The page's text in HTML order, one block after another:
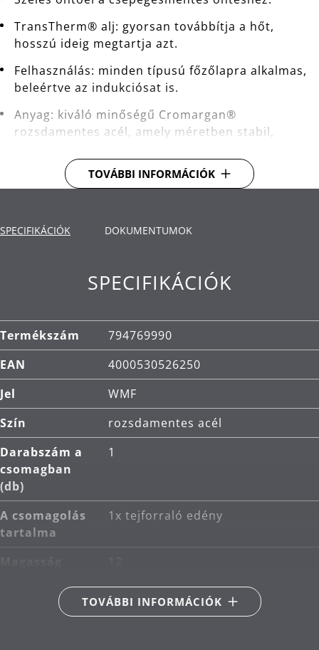
TransTherm® alj: gyorsan továbbítja a hőt,
hosszú ideig megtartja azt.
Felhasználás: minden típusú főzőlapra alkalmas,
beleértve az indukciósat is.
Anyag: kiváló minőségű Cromargan®
rozsdamentes acél, amely méretben stabil,
és rendkívül karcálló. Kiváló minőségű műanyag
fogantyú.
TOVÁBBI INFORMÁCIÓK
SPECIFIKÁCIÓK DOKUMENTUMOK
SPECIFIKÁCIÓK
Termékszám
794769990
EAN
4000530526250
Jel
WMF
Szín
rozsdamentes acél
Darabszám a
csomagban
(db)
1
A csomagolás
tartalma
1x tejforraló edény
Indukciós
Megfelelő indukciós
TOVÁBBI INFORMÁCIÓK